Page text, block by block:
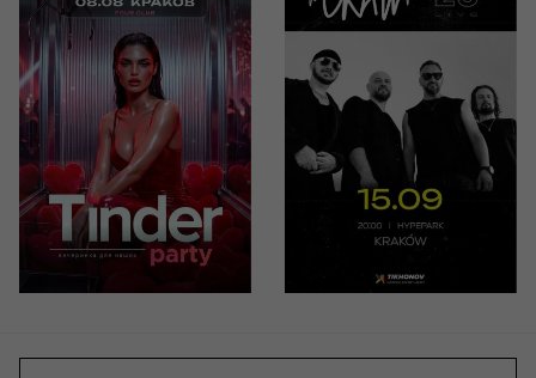
08/08/202622:00
Tinder
Party от
IMPREZA
Kraków, Four
Music Club
50 PLN
15/09/202620:00
СКАЙ. 25
років на
сцені
Kraków, Hype
149 - 169 PLN